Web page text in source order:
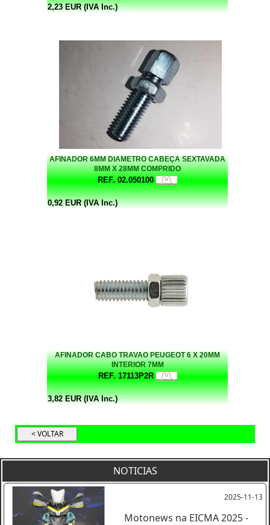
2,23 EUR (IVA Inc.)
AFINADOR 6MM DIAMETRO CABEÇA SEXTAVADA
8MM X 28MM COMPRIDO
REF. 02.050100
0,92 EUR (IVA Inc.)
AFINADOR CABO TRAVAO PEUGEOT 6 X 20MM
INTERIOR 7MM
REF. 17113P2R
3,82 EUR (IVA Inc.)
NOTICIAS
2025-11-13
Motonews na EICMA 2025 -